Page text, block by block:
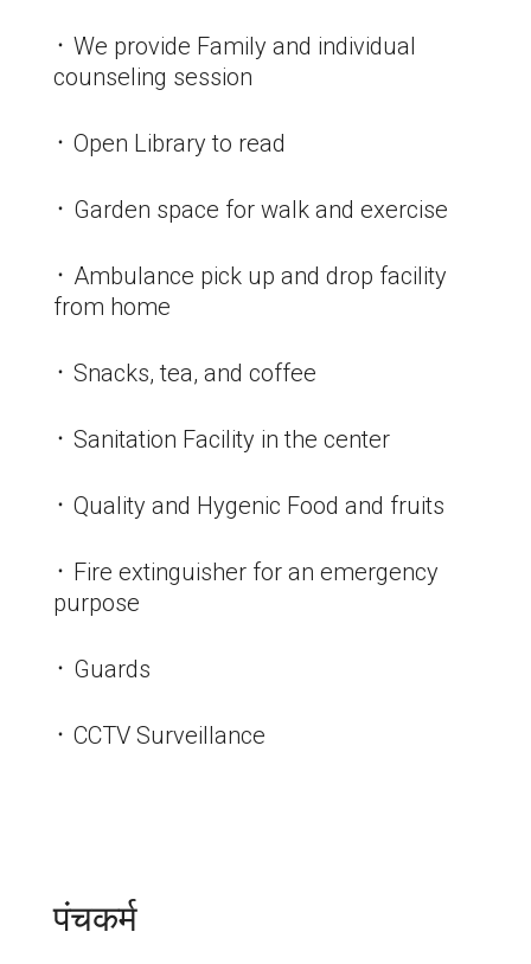
᛫ We provide Family and individual
counseling session
᛫ Open Library to read
᛫ Garden space for walk and exercise
᛫ Ambulance pick up and drop facility
from home
᛫ Snacks, tea, and coffee
᛫ Sanitation Facility in the center
᛫ Quality and Hygenic Food and fruits
᛫ Fire extinguisher for an emergency
purpose
᛫ Guards
᛫ CCTV Surveillance
पंचकर्म